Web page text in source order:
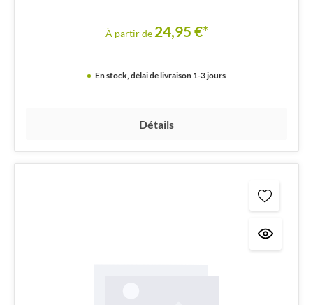
À partir de 24,95 €*
En stock, délai de livraison 1-3 jours
Détails